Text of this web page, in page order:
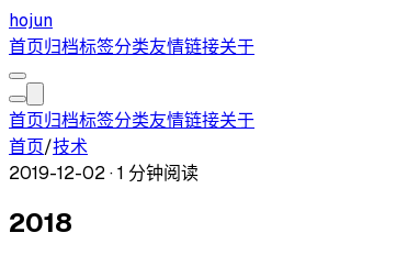
hojun
首页归档标签分类友情链接关于
首页归档标签分类友情链接关于
首页/技术
2019-12-02 · 1 分钟阅读
2018